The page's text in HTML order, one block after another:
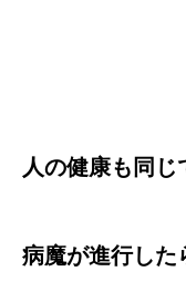
人の健康も同じ
病魔が進行した